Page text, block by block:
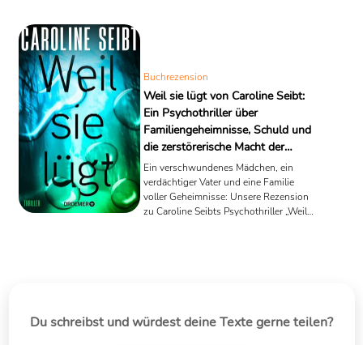
Buchrezension
Weil sie lügt von Caroline Seibt:
Ein Psychothriller über
Familiengeheimnisse, Schuld und
die zerstörerische Macht der
Wahrheit
Ein verschwundenes Mädchen, ein
verdächtiger Vater und eine Familie
voller Geheimnisse: Unsere Rezension
zu Caroline Seibts Psychothriller „Weil
Du schreibst und würdest deine Texte gerne teilen?